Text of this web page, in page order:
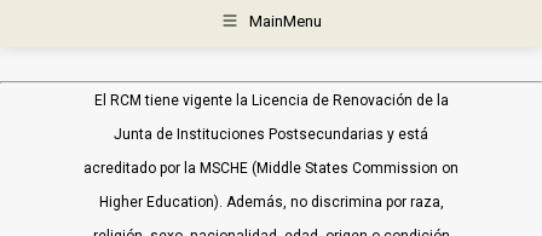
MainMenu
El RCM tiene vigente la Licencia de Renovación de la
Junta de Instituciones Postsecundarias y está
acreditado por la MSCHE (Middle States Commission on
Higher Education). Además, no discrimina por raza,